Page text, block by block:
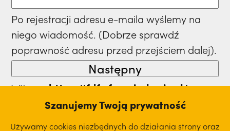
Po rejestracji adresu e-maila wyślemy na
niego wiadomość. (Dobrze sprawdź
poprawność adresu przed przejściem dalej).
Witrynahttps://fdfe.franciszkanie.pl/,
której szukasz, nie istnieje.
Szanujemy Twoją prywatność
Używamy cookies niezbędnych do działania strony oraz